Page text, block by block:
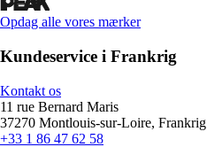
Opdag alle vores mærker
Kundeservice i Frankrig
Kontakt os
11 rue Bernard Maris
37270 Montlouis-sur-Loire, Frankrig
+33 1 86 47 62 58